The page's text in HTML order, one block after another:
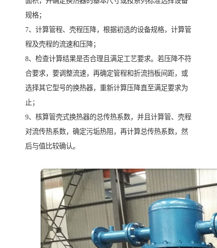
规格；
7、计算管程、壳程压降，根据初选的设备规格，计算管
程及壳程的流速和压降；
8、检查计算结果是否合理且满足工艺要求。若压降不符
合要求，要调整流速，再确定管程和折流挡板间距，或
选择其它型号的换热器，重新计算压降直至满足要求为
止；
9、核算管壳式换热器的总传热系数，并且计算管、壳程
对流传热系数，确定污垢热阻，再计算总传热系数，然
后与值比较确认。